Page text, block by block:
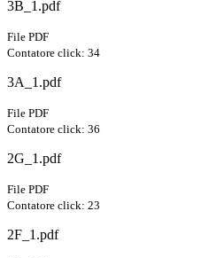
3B_1.pdf
File PDF
Contatore click: 34
3A_1.pdf
File PDF
Contatore click: 36
2G_1.pdf
File PDF
Contatore click: 23
2F_1.pdf